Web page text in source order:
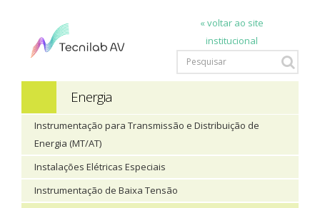
« voltar ao site
institucional
Energia
Instrumentação para Transmissão e Distribuição de
Energia (MT/AT)
Instalações Elétricas Especiais
Instrumentação de Baixa Tensão